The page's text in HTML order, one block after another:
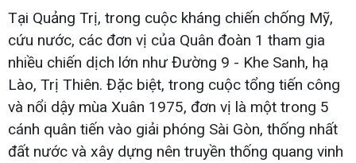
Tại Quảng Trị, trong cuộc kháng chiến chống Mỹ,
cứu nước, các đơn vị của Quân đoàn 1 tham gia
nhiều chiến dịch lớn như Đường 9 - Khe Sanh, hạ
Lào, Trị Thiên. Đặc biệt, trong cuộc tổng tiến công
và nổi dậy mùa Xuân 1975, đơn vị là một trong 5
cánh quân tiến vào giải phóng Sài Gòn, thống nhất
đất nước và xây dựng nên truyền thống quang vinh